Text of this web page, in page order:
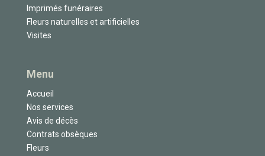
Imprimés funéraires
Fleurs naturelles et artificielles
Visites
Menu
Accueil
Nos services
Avis de décès
Contrats obsèques
Fleurs